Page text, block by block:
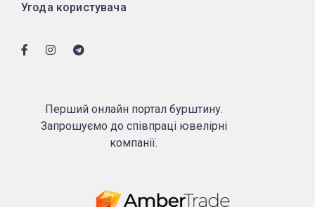
Угода користувача
Перший онлайн портал бурштину.
Запрошуємо до співпраці ювелірні
компанії.